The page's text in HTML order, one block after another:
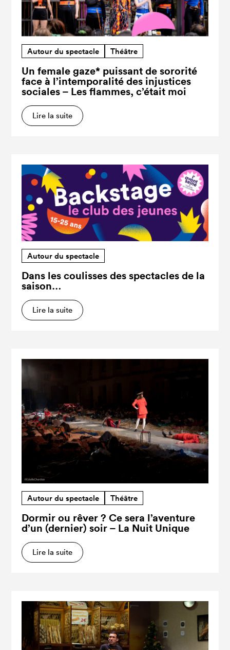
Autour du spectacle Théâtre
Un female gaze* puissant de sororité
face à l’intemporalité des injustices
sociales – Les flammes, c’était moi
Lire la suite
Autour du spectacle
Dans les coulisses des spectacles de la
saison…
Lire la suite
Autour du spectacle Théâtre
Dormir ou rêver ? Ce sera l’aventure
d’un (dernier) soir – La Nuit Unique
Lire la suite